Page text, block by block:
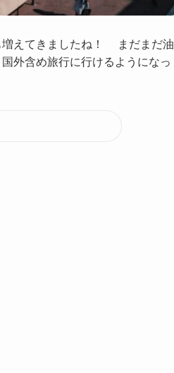
増えてきましたね！ まだまだ油
外含め旅行に行けるようになっ